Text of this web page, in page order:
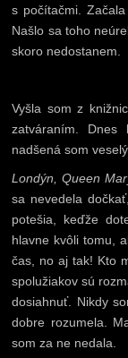
s počítačmi.
Našlo sa toho
skoro nedostanem.
Vyšla som z
zatváraním.
nadšená som
Londýn, Queen
sa nevedela
potešia, keďže
hlavne kvôli tomu,
čas, no aj tak! Kto
spolužiakov sú
dosiahnuť. Nikdy
dobre rozumela.
som za ne nedala.